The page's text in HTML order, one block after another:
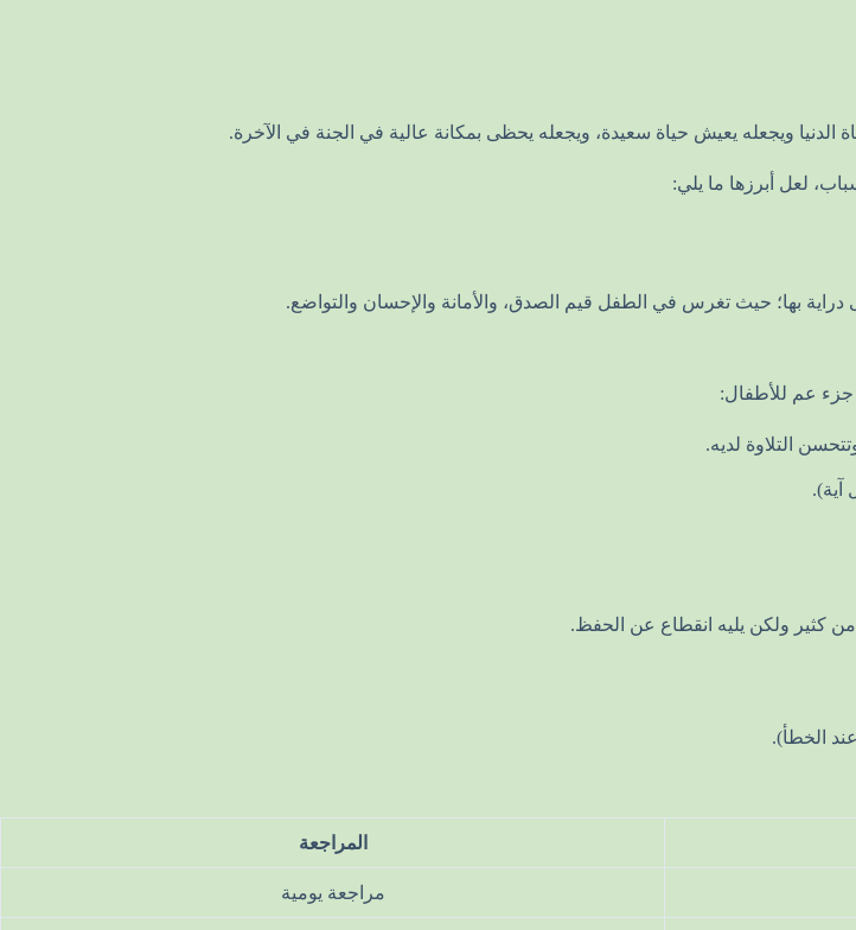
الدنيا ويجعله يعيش حياة سعيدة، ويجعله يحظى بمكانة عالية في الجنة في الآخرة.
لعل أبرزها ما يلي:
بها؛ حيث تغرس في الطفل قيم الصدق، والأمانة والإحسان والتواضع.
جزء عم للأطفال:
التلاوة لديه.
كثير ولكن يليه انقطاع عن الحفظ.
الخطأ).
المراجعة
مراجعة يومية